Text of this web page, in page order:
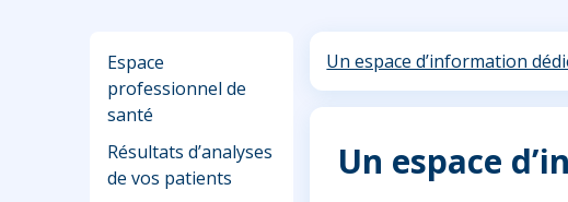
Espace
professionnel de
santé
Résultats d’analyses
de vos patients
Un espace d’information
Un espace